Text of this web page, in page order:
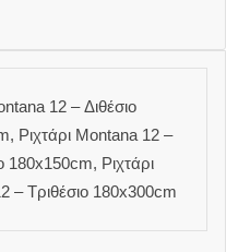
12 – Διθέσιο
Ριχτάρι Montana 12 –
180x150cm, Ριχτάρι
– Τριθέσιο 180x300cm